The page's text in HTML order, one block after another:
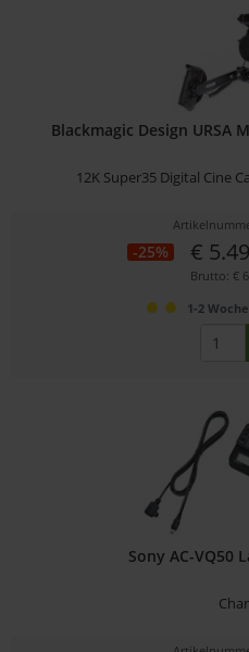
Blackmagic Design URSA
12K Super35 Digital Cine
-25% €
Brutto: €
1-2
Sony AC-VQ50